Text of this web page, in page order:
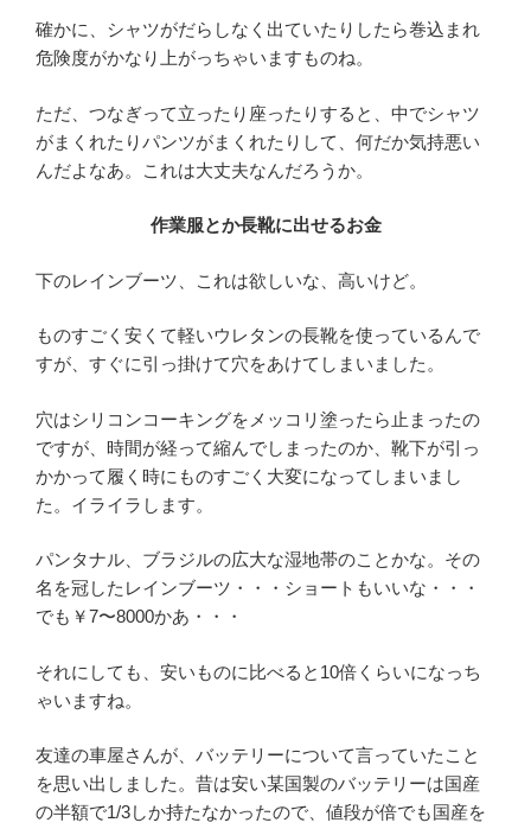
確かに、シャツがだらしなく出ていたりしたら巻込まれ
危険度がかなり上がっちゃいますものね。
ただ、つなぎって立ったり座ったりすると、中でシャツ
がまくれたりパンツがまくれたりして、何だか気持悪い
んだよなあ。これは大丈夫なんだろうか。
作業服とか長靴に出せるお金
下のレインブーツ、これは欲しいな、高いけど。
ものすごく安くて軽いウレタンの長靴を使っているんで
すが、すぐに引っ掛けて穴をあけてしまいました。
穴はシリコンコーキングをメッコリ塗ったら止まったの
ですが、時間が経って縮んでしまったのか、靴下が引っ
かかって履く時にものすごく大変になってしまいまし
た。イライラします。
パンタナル、ブラジルの広大な湿地帯のことかな。その
名を冠したレインブーツ・・・ショートもいいな・・・
でも￥7〜8000かあ・・・
それにしても、安いものに比べると10倍くらいになっち
ゃいますね。
友達の車屋さんが、バッテリーについて言っていたこと
を思い出しました。昔は安い某国製のバッテリーは国産
の半額で1/3しか持たなかったので、値段が倍でも国産を